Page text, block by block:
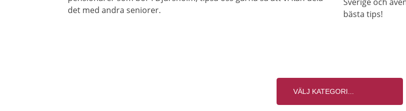
det med andra seniorer.
bästa tips!